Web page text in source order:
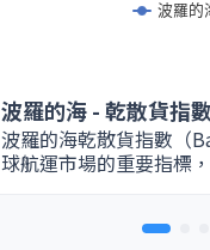
波羅的
波羅的海 - 乾散貨指數
波羅的海乾散貨指數（
球航運市場的重要指標
水平，反映全球大宗商